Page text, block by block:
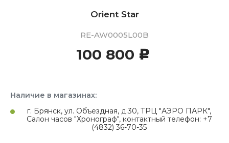
Orient Star
RE-AW0005L00B
100 800 c
Наличие в магазинах:
г. Брянск, ул. Объездная, д.30, ТРЦ "АЭРО ПАРК",
Салон часов "Хронограф", контактный телефон: +7
(4832) 36-70-35